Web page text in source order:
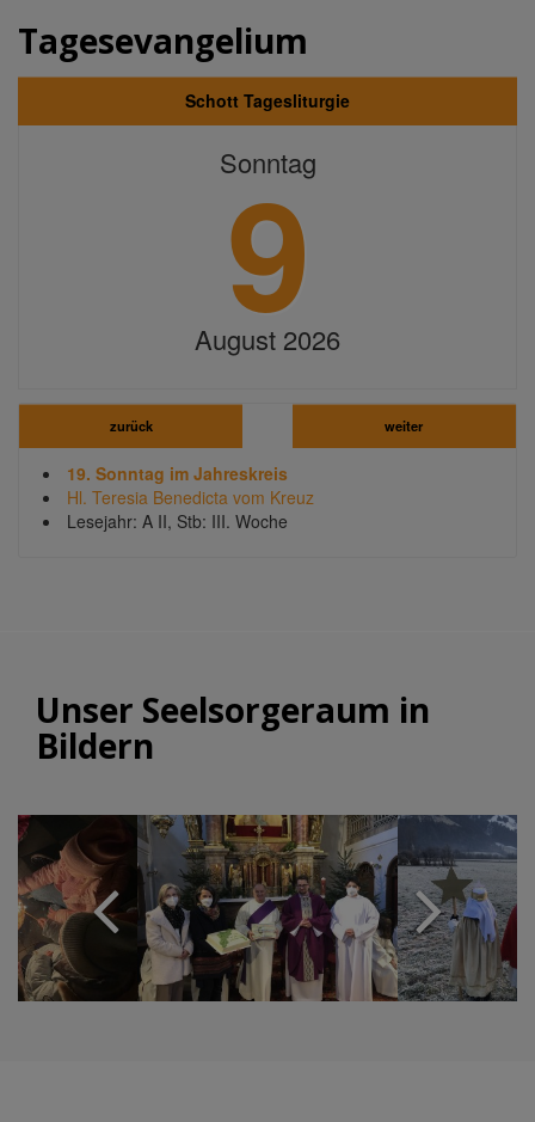
Tagesevangelium
Schott Tagesliturgie
Sonntag
9
August 2026
zurück weiter
19. Sonntag im Jahreskreis
Hl. Teresia Benedicta vom Kreuz
Lesejahr: A II, Stb: III. Woche
Unser Seelsorgeraum in
Bildern